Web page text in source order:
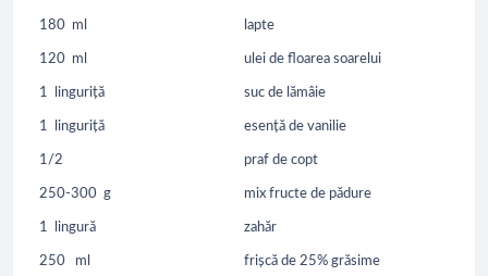
180 ml lapte
120 ml ulei de floarea soarelui
1 linguriță suc de lămâie
1 linguriță esență de vanilie
1/2 praf de copt
250-300 g mix fructe de pădure
1 lingură zahăr
250 ml frișcă de 25% grăsime